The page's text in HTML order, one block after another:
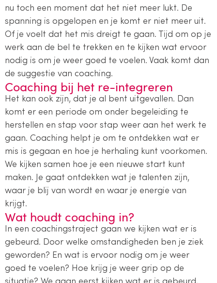
nu toch een moment dat het niet meer lukt. De
spanning is opgelopen en je komt er niet meer uit.
Of je voelt dat het mis dreigt te gaan. Tijd om op je
werk aan de bel te trekken en te kijken wat ervoor
nodig is om je weer goed te voelen. Vaak komt dan
de suggestie van coaching.
Coaching bij het re-integreren
Het kan ook zijn, dat je al bent uitgevallen. Dan
komt er een periode om onder begeleiding te
herstellen en stap voor stap weer aan het werk te
gaan. Coaching helpt je om te ontdekken wat er
mis is gegaan en hoe je herhaling kunt voorkomen.
We kijken samen hoe je een nieuwe start kunt
maken. Je gaat ontdekken wat je talenten zijn,
waar je blij van wordt en waar je energie van
krijgt.
Wat houdt coaching in?
In een coachingstraject gaan we kijken wat er is
gebeurd. Door welke omstandigheden ben je ziek
geworden? En wat is ervoor nodig om je weer
goed te voelen? Hoe krijg je weer grip op de